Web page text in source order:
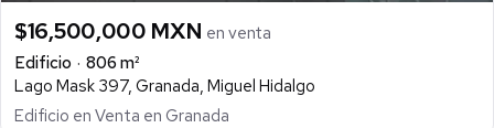
$16,500,000 MXN en venta
Edificio
806 m²
Lago Mask 397, Granada, Miguel Hidalgo
Edificio en Venta en Granada